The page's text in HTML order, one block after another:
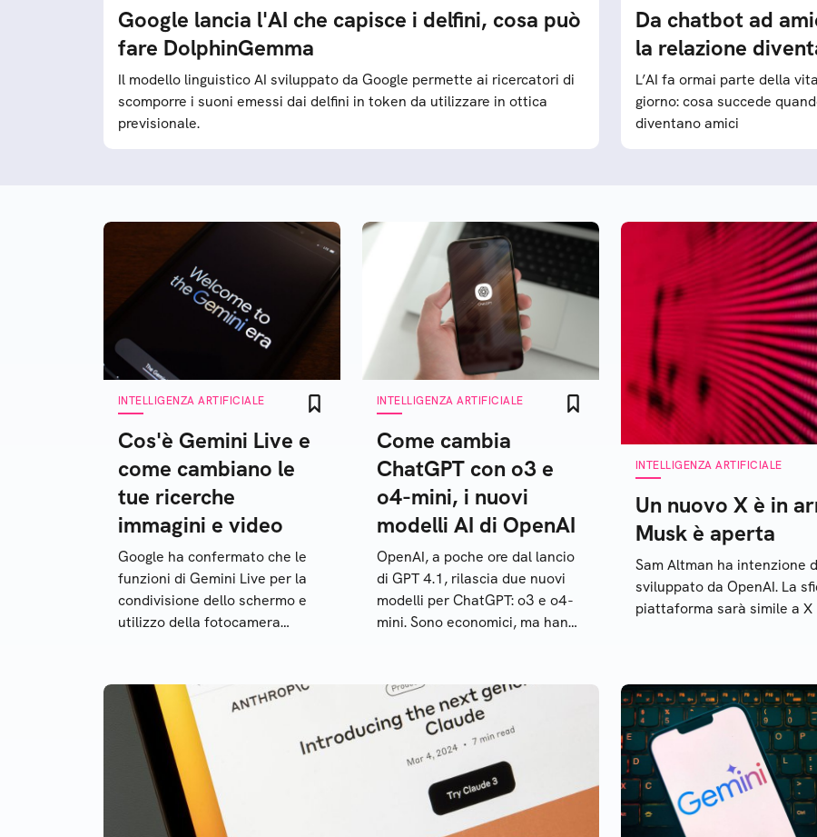
Google lancia l'AI che capisce i delfini, cosa può
fare DolphinGemma
Il modello linguistico AI sviluppato da Google permette ai ricercatori di
scomporre i suoni emessi dai delfini in token da utilizzare in ottica
previsionale.
Da chatbot ad
la relazione
L’AI fa ormai parte della
giorno: cosa succede
diventano amici
INTELLIGENZA ARTIFICIALE
Cos'è Gemini Live e
come cambiano le
tue ricerche
immagini e video
Google ha confermato che le
funzioni di Gemini Live per la
condivisione dello schermo e
utilizzo della fotocamera
INTELLIGENZA ARTIFICIALE
Come cambia
ChatGPT con o3 e
o4-mini, i nuovi
modelli AI di OpenAI
OpenAI, a poche ore dal lancio
di GPT 4.1, rilascia due nuovi
modelli per ChatGPT: o3 e o4-
mini. Sono economici, ma hanno
INTELLIGENZA ARTIFICIALE
Un nuovo X è in
Musk è aperta
Sam Altman ha intenzione
sviluppato da OpenAI. La
piattaforma sarà simile a X